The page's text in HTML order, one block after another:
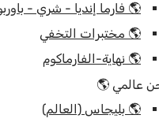
🌎 فارما إنديا - شري -
🌎 مختبرات التخفي
🌎 نهاية-الفارماكوم
عالمي 🌎
🌎 بليجاس (العالم)